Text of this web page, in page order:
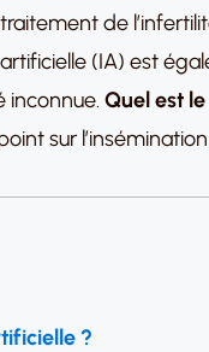
de
artificielle (IA) est
inconnue. Quel est
sur
?